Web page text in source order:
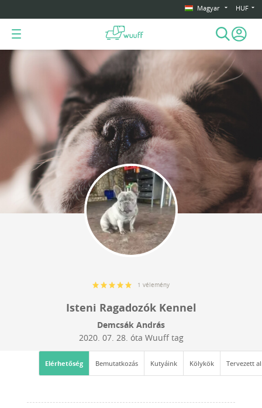
Magyar HUF
1 vélemény
Isteni Ragadozók Kennel
Demcsák András
2020. 07. 28. óta Wuuff tag
Elérhetőség Bemutatkozás Kutyáink Kölykök Tervezett